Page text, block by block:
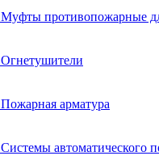
Муфты противопожарные
Огнетушители
Пожарная арматура
Системы автоматического